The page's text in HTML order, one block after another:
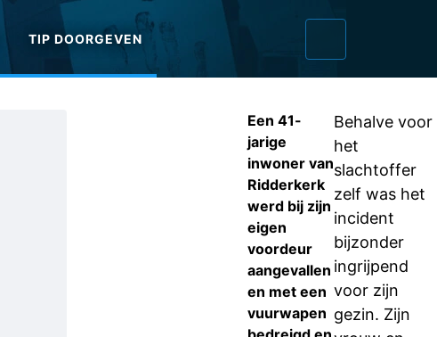
TIP DOORGEVEN
Een 41-
jarige
inwoner van
Ridderkerk
werd bij zijn
eigen
voordeur
aangevallen
en met een
vuurwapen
Behalve voor
het
slachtoffer
zelf was het
incident
bijzonder
ingrijpend
voor zijn
gezin. Zijn